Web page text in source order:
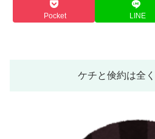
Pocket LINE
ケチと倹約は全